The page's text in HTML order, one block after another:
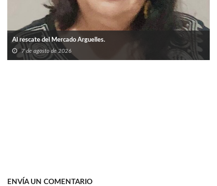
Al rescate del Mercado Arguelles.
7 de agosto de 2026
ENVÍA UN COMENTARIO